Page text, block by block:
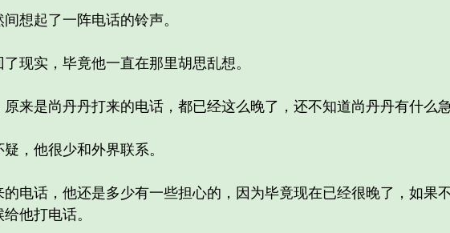
起了一阵电话的铃声。
实，毕竟他一直在那里胡思乱想。
是尚丹丹打来的电话，都已经这么晚了，还不知道尚丹丹有什么急
他很少和外界联系。
话，他还是多少有一些担心的，因为毕竟现在已经很晚了，如果
他打电话。